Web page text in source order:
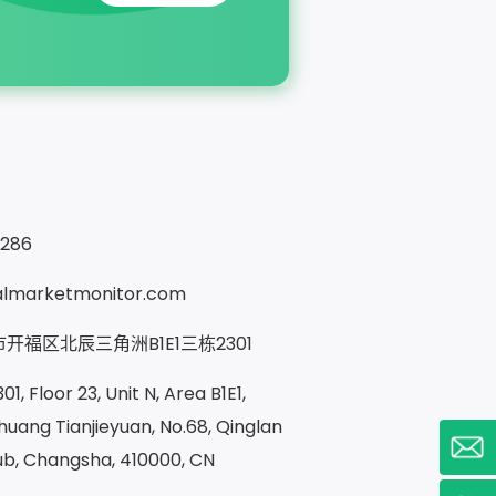
福区北辰三角洲B1E1三栋2301
Floor 23, Unit N, Area B1E1,
Tianjieyuan, No.68, Qinglan
Changsha, 410000, CN